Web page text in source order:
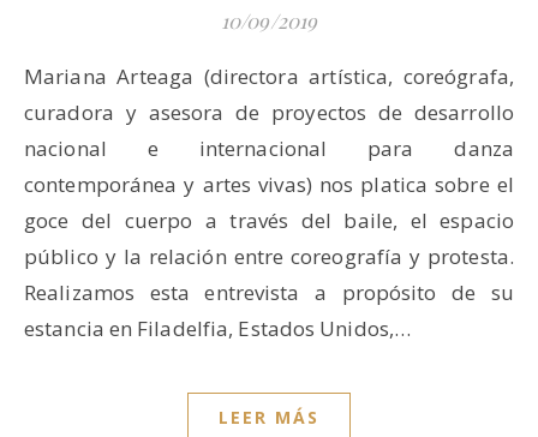
10/09/2019
Mariana Arteaga (directora artística, coreógrafa,
curadora y asesora de proyectos de desarrollo
nacional e internacional para danza
contemporánea y artes vivas) nos platica sobre el
goce del cuerpo a través del baile, el espacio
público y la relación entre coreografía y protesta.
Realizamos esta entrevista a propósito de su
estancia en Filadelfia, Estados Unidos,…
LEER MÁS